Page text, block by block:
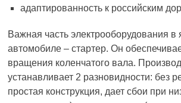
адаптированность к российским
Важная часть электрооборудования в
автомобиле – стартер. Он
вращения коленчатого вала.
устанавливает 2 разновидности: без
простая конструкция, дает сбои при